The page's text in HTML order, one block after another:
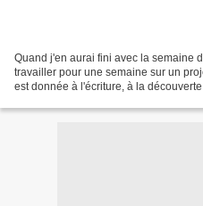
Quand j'en aurai fini avec la semaine
travailler pour une semaine sur un
est donnée à l'écriture, à la